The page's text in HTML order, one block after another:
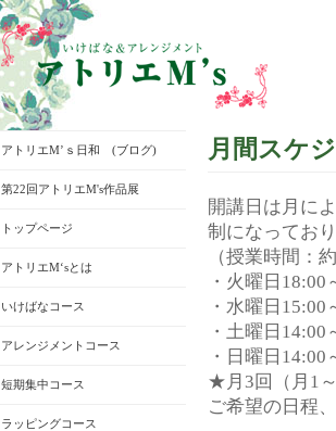
月間スケ
開講日は月に
制になってお
（授業時間：
・火曜日18:00
・水曜日15:00
・土曜日14:00
・日曜日14:00
★月3回（月1
ご希望の日程
アトリエM’ｓ日和 (ブログ)
第22回アトリエM's作品展
トップページ
アトリエM‘sとは
いけばなコース
アレンジメントコース
短期集中コース
ラッピングコース